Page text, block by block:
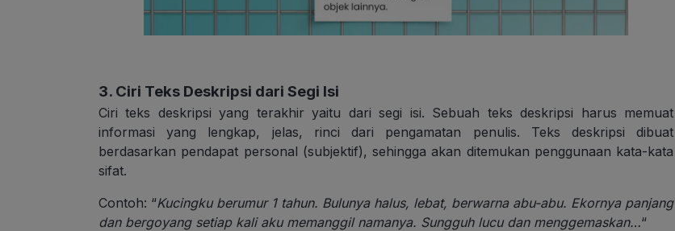
3. Ciri Teks Deskripsi dari Segi Isi
Ciri teks deskripsi yang terakhir yaitu dari segi isi. Sebuah teks deskripsi harus memuat
informasi yang lengkap, jelas, rinci dari pengamatan penulis. Teks deskripsi dibuat
berdasarkan pendapat personal (subjektif), sehingga akan ditemukan penggunaan kata-kata
sifat.
Contoh: “Kucingku berumur 1 tahun. Bulunya halus, lebat, berwarna abu-abu. Ekornya panjang
dan bergoyang setiap kali aku memanggil namanya. Sungguh lucu dan menggemaskan…“